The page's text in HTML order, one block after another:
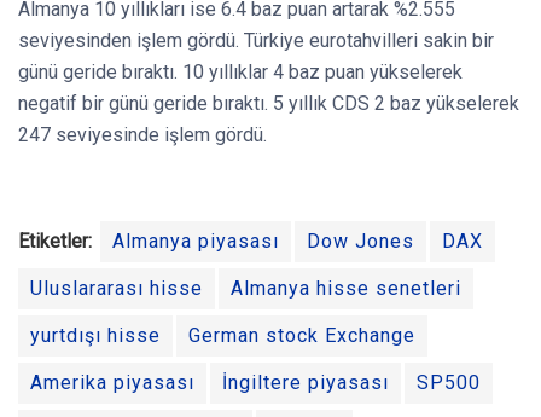
Almanya 10 yıllıkları ise 6.4 baz puan artarak %2.555
seviyesinden işlem gördü. Türkiye eurotahvilleri sakin bir
günü geride bıraktı. 10 yıllıklar 4 baz puan yükselerek
negatif bir günü geride bıraktı. 5 yıllık CDS 2 baz yükselerek
247 seviyesinde işlem gördü.
Etiketler: Almanya piyasası Dow Jones DAX
Uluslararası hisse Almanya hisse senetleri
yurtdışı hisse German stock Exchange
Amerika piyasası İngiltere piyasası SP500